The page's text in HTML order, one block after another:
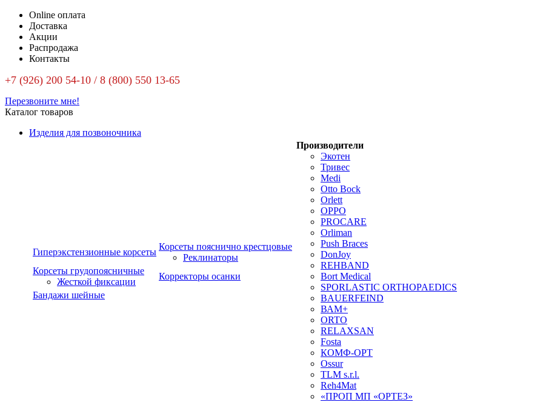
Online оплата
Доставка
Акции
Распродажа
Контакты
+7 (926) 200 54-10 / 8 (800) 550 13-65
Перезвоните мне!
Каталог товаров
Изделия для позвоночника
Гиперэкстензионные корсеты
Корсеты пояснично крестцовые
Реклинаторы
Корсеты грудопоясничные
Жесткой фиксации
Корректоры осанки
Бандажи шейные
Производители
Экотен
Тривес
Medi
Otto Bock
Orlett
OPPO
PROCARE
Orliman
Push Braces
DonJoy
REHBAND
Bort Medical
SPORLASTIC ORTHOPAEDICS
BAUERFEIND
ВАМ+
ORTO
RELAXSAN
Fosta
КОМФ-ОРТ
Ossur
TLM s.r.l.
Reh4Mat
«ПРОП МП «ОРТЕЗ»